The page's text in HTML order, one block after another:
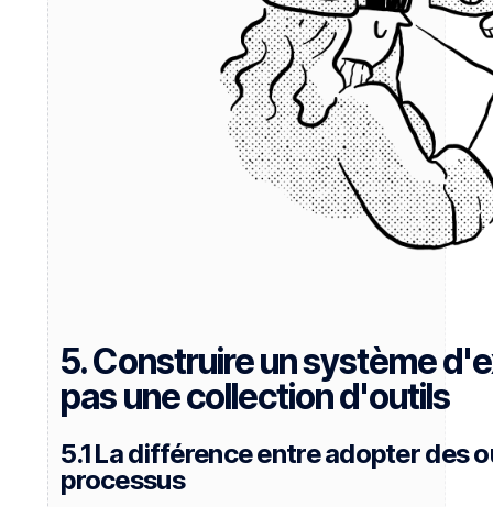
5. Construire un système
pas une collection d'outils
5.1 La différence entre adopter des
processus